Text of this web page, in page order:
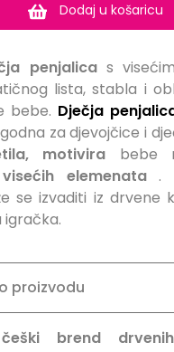
Dodaj u košaricu
penjalicas
lista, stabla i
bebe. Dječja
za djevojčice i
motivira bebe
visećih elemenata.
se izvaditi iz drvene
igračka.
proizvodu
brend